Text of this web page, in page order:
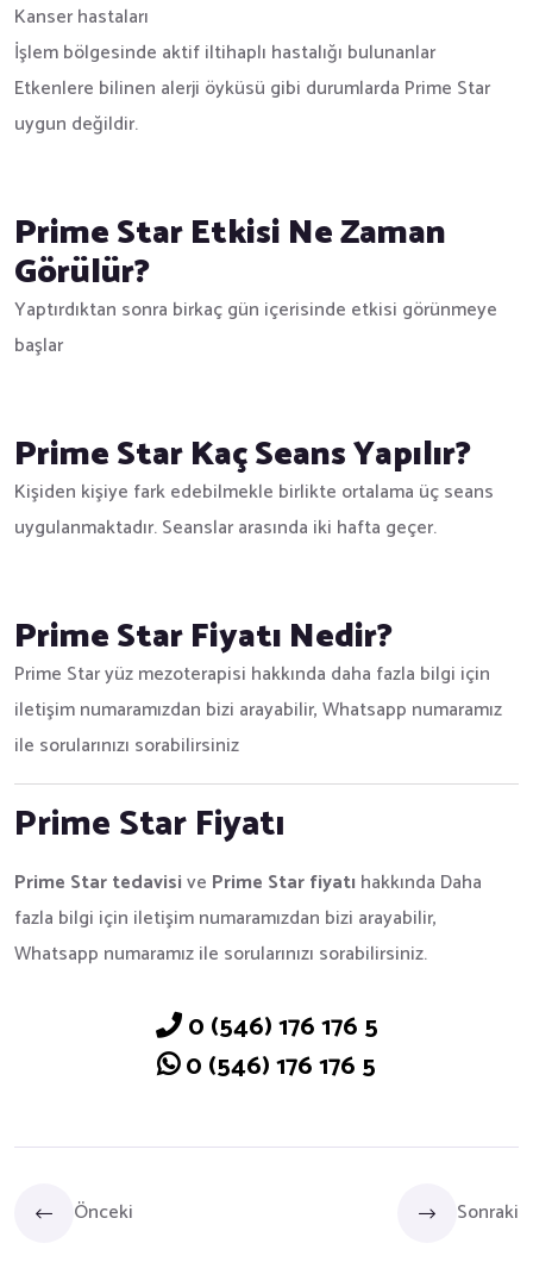
Kanser hastaları
İşlem bölgesinde aktif iltihaplı hastalığı bulunanlar
Etkenlere bilinen alerji öyküsü gibi durumlarda Prime Star
uygun değildir.
Prime Star Etkisi Ne Zaman
Görülür?
Yaptırdıktan sonra birkaç gün içerisinde etkisi görünmeye
başlar
Prime Star Kaç Seans Yapılır?
Kişiden kişiye fark edebilmekle birlikte ortalama üç seans
uygulanmaktadır. Seanslar arasında iki hafta geçer.
Prime Star Fiyatı Nedir?
Prime Star yüz mezoterapisi hakkında daha fazla bilgi için
iletişim numaramızdan bizi arayabilir, Whatsapp numaramız
ile sorularınızı sorabilirsiniz
Prime Star Fiyatı
Prime Star tedavisive Prime Star fiyatı hakkında Daha
fazla bilgi için iletişim numaramızdan bizi arayabilir,
Whatsapp numaramız ile sorularınızı sorabilirsiniz.
0 (546) 176 176 5
0 (546) 176 176 5
Önceki Sonraki